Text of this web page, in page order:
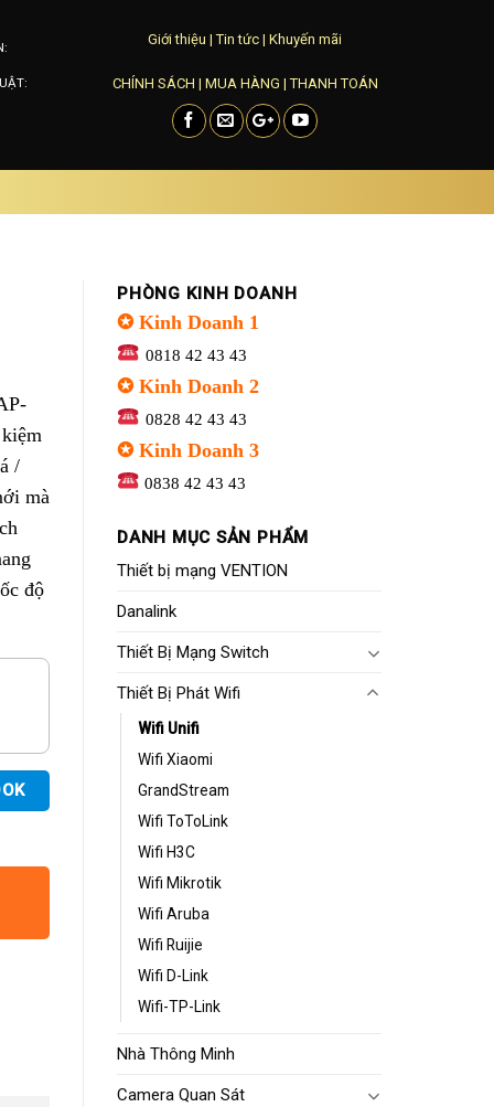
Giới thiệu |Tin tức | Khuyến mãi
CHÍNH SÁCH | MUA HÀNG |THANH TOÁN
PHÒNG KINH DOANH
✪ Kinh Doanh 1
0818 42 43 43
✪ Kinh Doanh 2
0828 42 43 43
✪ Kinh Doanh 3
0838 42 43 43
DANH MỤC SẢN PHẨM
Thiết bị mạng VENTION
Danalink
Thiết Bị Mạng Switch
Thiết Bị Phát Wifi
Wifi Unifi
Wifi Xiaomi
GrandStream
Wifi ToToLink
Wifi H3C
Wifi Mikrotik
Wifi Aruba
Wifi Ruijie
Wifi D-Link
Wifi-TP-Link
Nhà Thông Minh
Camera Quan Sát
/
mà
độ